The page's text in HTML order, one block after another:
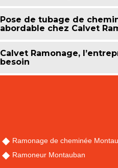
Pose de tubage de
abordable chez Calvet
Calvet Ramonage,
besoin
Ramonage de cheminée
Ramoneur Montauban